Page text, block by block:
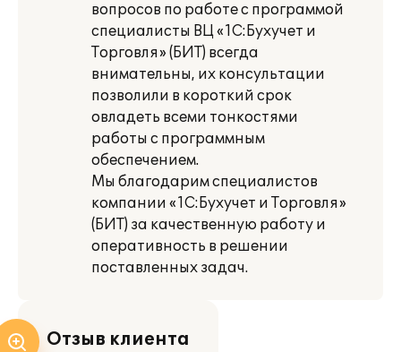
вопросов по работе с программой
специалисты ВЦ «1С:Бухучет и
Торговля» (БИТ) всегда
внимательны, их консультации
позволили в короткий срок
овладеть всеми тонкостями
работы с программным
обеспечением.
Мы благодарим специалистов
компании «1С:Бухучет и Торговля»
(БИТ) за качественную работу и
оперативность в решении
поставленных задач.
Отзыв клиента